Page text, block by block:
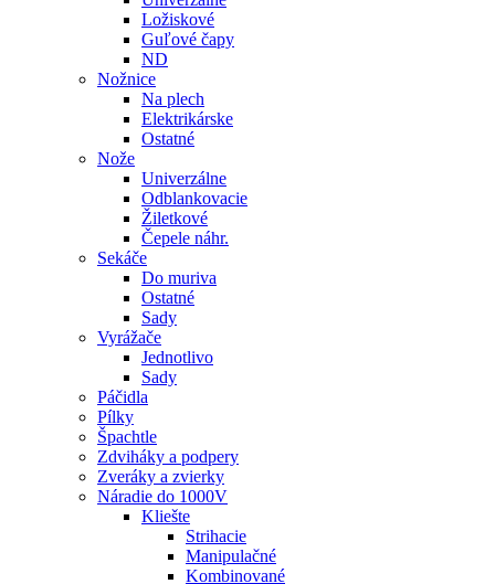
Ložiskové
Guľové čapy
ND
Nožnice
Na plech
Elektrikárske
Ostatné
Nože
Univerzálne
Odblankovacie
Žiletkové
Čepele náhr.
Sekáče
Do muriva
Ostatné
Sady
Vyrážače
Jednotlivo
Sady
Páčidla
Pílky
Špachtle
Zdviháky a podpery
Zveráky a zvierky
Náradie do 1000V
Kliešte
Strihacie
Manipulačné
Kombinované